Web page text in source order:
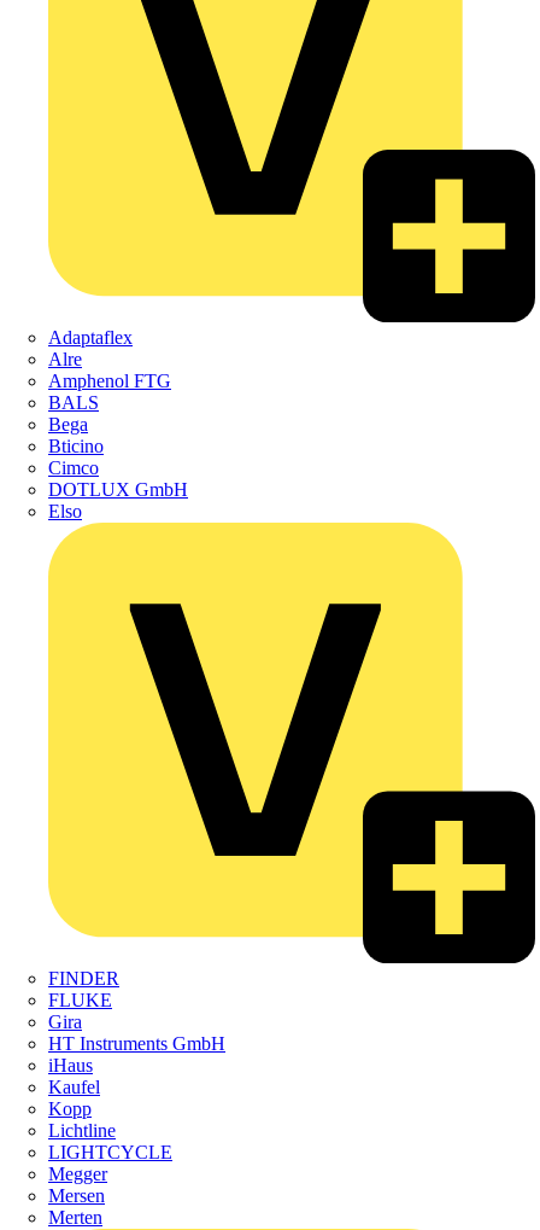
Adaptaflex
Alre
Amphenol FTG
BALS
Bega
Bticino
Cimco
DOTLUX GmbH
Elso
FINDER
FLUKE
Gira
HT Instruments GmbH
iHaus
Kaufel
Kopp
Lichtline
LIGHTCYCLE
Megger
Mersen
Merten